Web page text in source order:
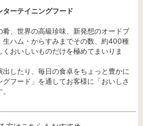
ターテイニングフード
、世界の高級珍味、新発想のオードブ
生ハム・からすみまでその数、約400種
おいしいものだけを極めてまいりま
出したり、毎日の食卓をちょっと豊かに
フード」を通してお客様に「おいしさ